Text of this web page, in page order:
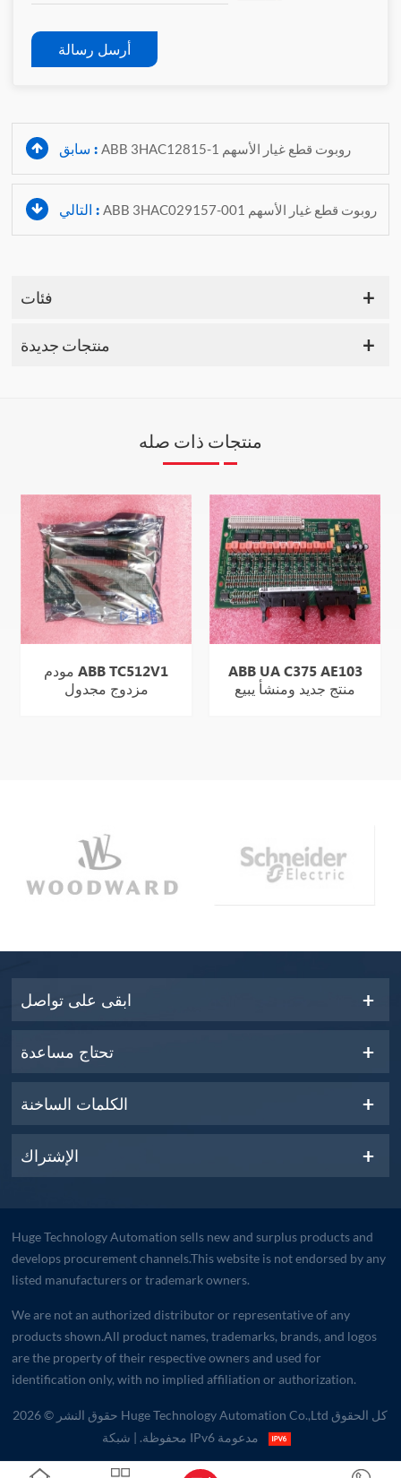
أرسل رسالة
سابق : ABB 3HAC12815-1 روبوت قطع غيار الأسهم
التالي : ABB 3HAC029157-001 روبوت قطع غيار الأسهم
فئات
منتجات جديدة
منتجات ذات صله
مودم ABB TC512V1
مزدوج مجدول
ABB UA C375 AE103
منتج جديد ومنشأ يبيع
ابقى على تواصل
تحتاج مساعدة
الكلمات الساخنة
الإشتراك
Huge Technology Automation sells new and surplus products and
develops procurement channels.This website is not endorsed by any
listed manufacturers or trademark owners.
We are not an authorized distributor or representative of any
products shown.All product names, trademarks, brands, and logos
are the property of their respective owners and used for
identification only, with no implied affiliation or authorization.
حقوق النشر © 2026 Huge Technology Automation Co.,Ltd كل الحقوق
محفوظة.